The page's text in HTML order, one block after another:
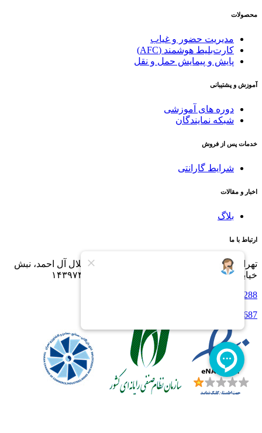
محصولات
مدیریت حضور و غیاب
کارت‌بلیط هوشمند (AFC)
پایش و پیمایش حمل و نقل
آموزش و پشتیبانی
دوره های آموزشی
شبکه نمایندگان
خدمات پس از فروش
شرایط گارانتی
اخبار و مقالات
بلاگ
ارتباط با ما
تهران، خیابان کارگر شمالی، بالاتر از بزرگراه جلال آل احمد، نبش
خیابان چهاردهم، شماره ۱۹۴۱ - کدپستی ۱۴۳۹۷۴۴۳۹۸
021-84288
021-88632687